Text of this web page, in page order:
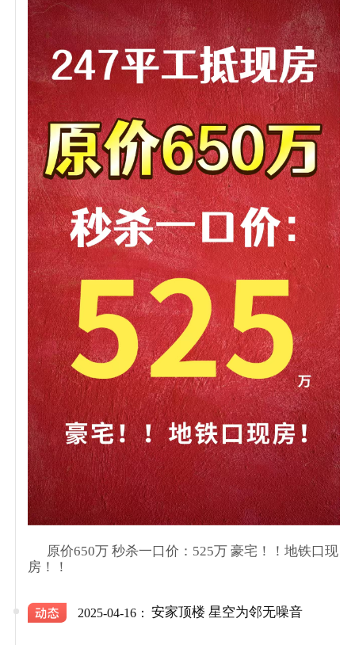
房！！
2025-04-16： 安家顶楼 星空为邻无噪音